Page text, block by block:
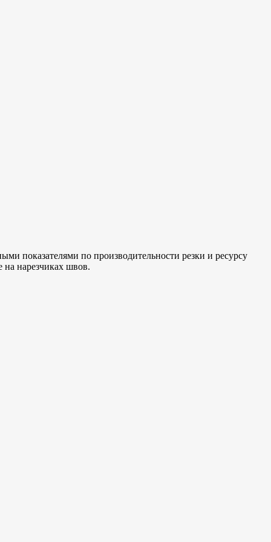
показателями по производительности резки и ресурсу
на нарезчиках швов.